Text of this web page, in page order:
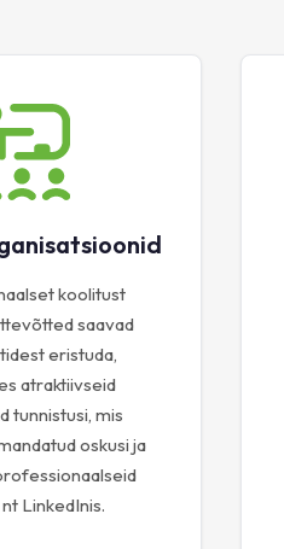
koolitust
saavad
eristuda,
atraktiivseid
tunnistusi, mis
oskusi ja
LinkedInis.